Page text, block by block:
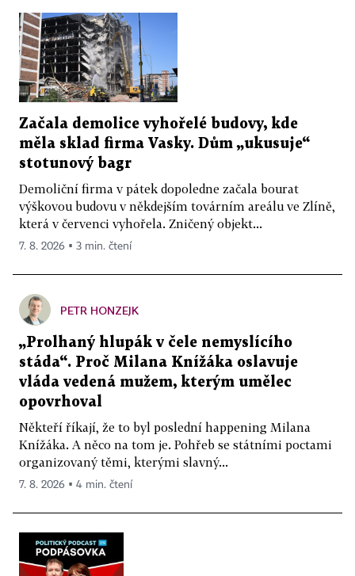
Začala demolice vyhořelé budovy, kde
měla sklad firma Vasky. Dům „ukusuje“
stotunový bagr
Demoliční firma v pátek dopoledne začala bourat
výškovou budovu v někdejším továrním areálu ve Zlíně,
která v červenci vyhořela. Zničený objekt...
7. 8. 2026 ▪ 3 min. čtení
PETR HONZEJK
„Prolhaný hlupák v čele nemyslícího
stáda“. Proč Milana Knížáka oslavuje
vláda vedená mužem, kterým umělec
opovrhoval
Někteří říkají, že to byl poslední happening Milana
Knížáka. A něco na tom je. Pohřeb se státními poctami
organizovaný těmi, kterými slavný...
7. 8. 2026 ▪ 4 min. čtení